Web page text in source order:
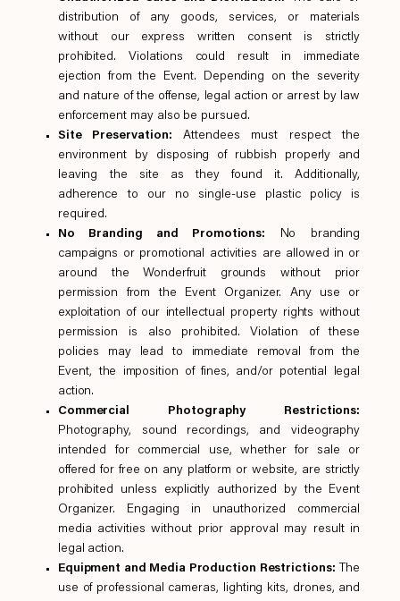
distribution of any goods, services, or materials
without our express written consent is strictly
prohibited. Violations could result in immediate
ejection from the Event. Depending on the severity
and nature of the offense, legal action or arrest by law
enforcement may also be pursued.
Site Preservation: Attendees must respect the
environment by disposing of rubbish properly and
leaving the site as they found it. Additionally,
adherence to our no single-use plastic policy is
required.
No Branding and Promotions: No branding
campaigns or promotional activities are allowed in or
around the Wonderfruit grounds without prior
permission from the Event Organizer. Any use or
exploitation of our intellectual property rights without
permission is also prohibited. Violation of these
policies may lead to immediate removal from the
Event, the imposition of fines, and/or potential legal
action.
Commercial Photography Restrictions:
Photography, sound recordings, and videography
intended for commercial use, whether for sale or
offered for free on any platform or website, are strictly
prohibited unless explicitly authorized by the Event
Organizer. Engaging in unauthorized commercial
media activities without prior approval may result in
legal action.
Equipment and Media Production Restrictions: The
use of professional cameras, lighting kits, drones, and